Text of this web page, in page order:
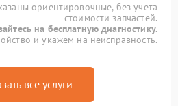
ориентировочные, без учета
стоимости запчастей.
на бесплатную диагностику.
и укажем на неисправность.
все услуги